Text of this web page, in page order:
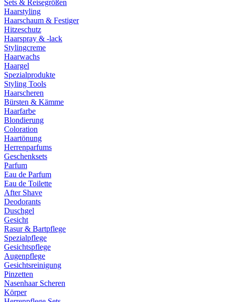
Sets & Reisegrößen
Haarstyling
Haarschaum & Festiger
Hitzeschutz
Haarspray & -lack
Stylingcreme
Haarwachs
Haargel
Spezialprodukte
Styling Tools
Haarscheren
Bürsten & Kämme
Haarfarbe
Blondierung
Coloration
Haartönung
Herrenparfums
Geschenksets
Parfum
Eau de Parfum
Eau de Toilette
After Shave
Deodorants
Duschgel
Gesicht
Rasur & Bartpflege
Spezialpflege
Gesichtspflege
Augenpflege
Gesichtsreinigung
Pinzetten
Nasenhaar Scheren
Körper